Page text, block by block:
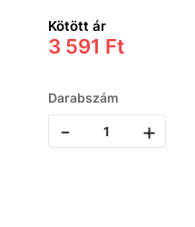
Kötött ár
3 591 Ft
Darabszám
- +